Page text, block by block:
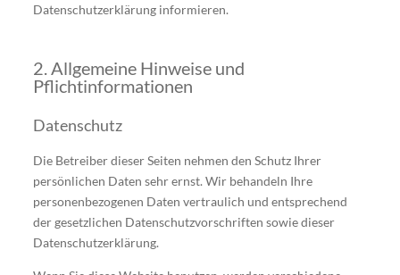
Datenschutzerklärung informieren.
2. Allgemeine Hinweise und
Pflichtinformationen
Datenschutz
Die Betreiber dieser Seiten nehmen den Schutz Ihrer
persönlichen Daten sehr ernst. Wir behandeln Ihre
personenbezogenen Daten vertraulich und entsprechend
der gesetzlichen Datenschutzvorschriften sowie dieser
Datenschutzerklärung.